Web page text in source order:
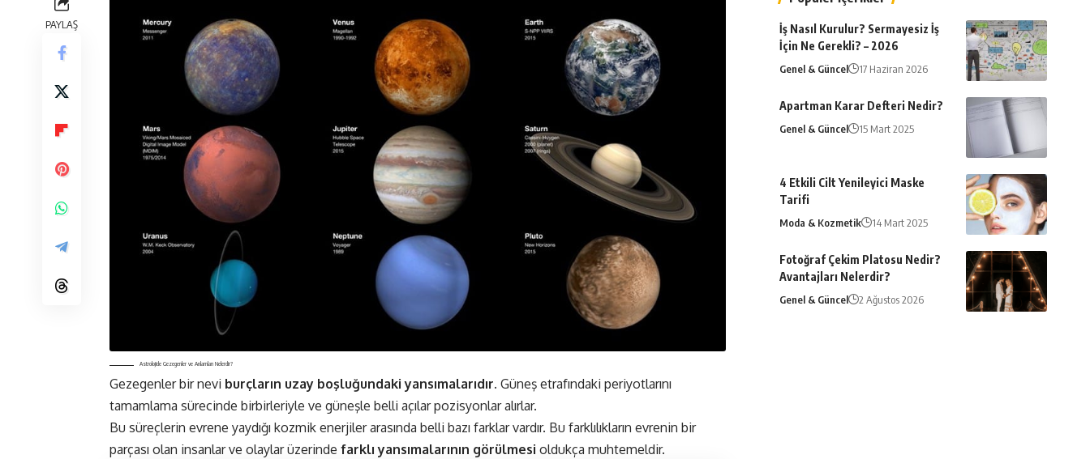
PAYLAŞ
Astrolojide Gezegenler ve Anlamları Nelerdir?
Gezegenler bir nevi burçların uzay boşluğundaki yansımalarıdır. Güneş etrafındaki periyotlarını
tamamlama sürecinde birbirleriyle ve güneşle belli açılar pozisyonlar alırlar.
Bu süreçlerin evrene yaydığı kozmik enerjiler arasında belli bazı farklar vardır. Bu farklılıkların evrenin bir
parçası olan insanlar ve olaylar üzerindefarklı yansımalarının görülmesi oldukça muhtemeldir.
İş Nasıl Kurulur? Sermayesiz İş
İçin Ne Gerekli? – 2026
Genel & Güncel 17 Haziran 2026
Apartman Karar Defteri Nedir?
Genel & Güncel 15 Mart 2025
4 Etkili Cilt Yenileyici Maske
Tarifi
Moda & Kozmetik 14 Mart 2025
Fotoğraf Çekim Platosu Nedir?
Avantajları Nelerdir?
Genel & Güncel 2 Ağustos 2026